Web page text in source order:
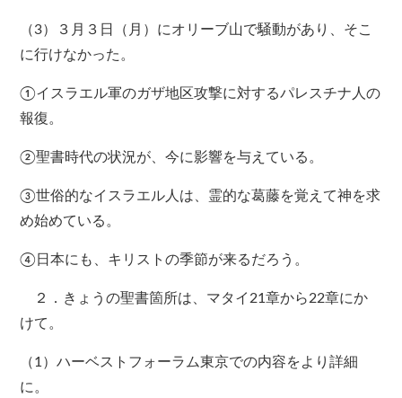
（3）３月３日（月）にオリーブ山で騒動があり、そこ
に行けなかった。
①イスラエル軍のガザ地区攻撃に対するパレスチナ人の
報復。
②聖書時代の状況が、今に影響を与えている。
③世俗的なイスラエル人は、霊的な葛藤を覚えて神を求
め始めている。
④日本にも、キリストの季節が来るだろう。
２．きょうの聖書箇所は、マタイ21章から22章にか
けて。
（1）ハーベストフォーラム東京での内容をより詳細
に。